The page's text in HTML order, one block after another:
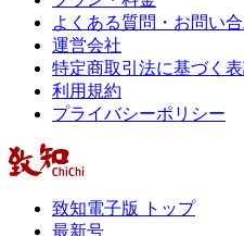
よくある質問・お問い
運営会社
特定商取引法に基づく
利用規約
プライバシーポリシー
致知電子版 トップ
最新号